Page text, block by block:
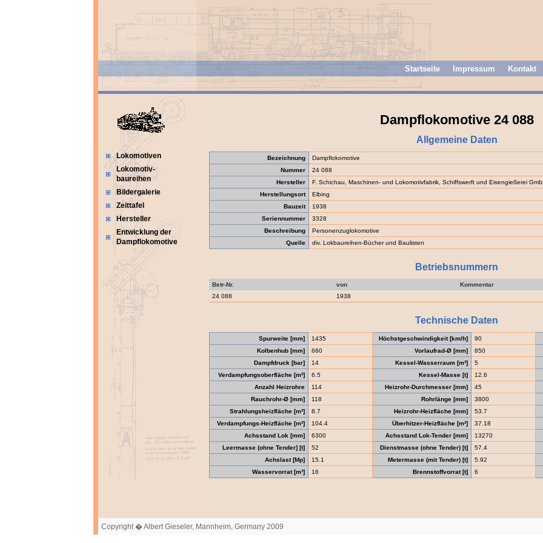
Startseite Impressum Kontakt
Lokomotiven
Lokomotiv-
baureihen
Bildergalerie
Zeittafel
Hersteller
Entwicklung der
Dampflokomotive
Dampflokomotive 24 088
Allgemeine Daten
Bezeichnung
Dampflokomotive
Nummer
24 088
Hersteller
F. Schichau, Maschinen- und Lokomotivfabrik, Schiffswerft und Eisengießerei
Herstellungsort
Elbing
Bauzeit
1938
Seriennummer
3328
Beschreibung
Personenzuglokomotive
Quelle
div. Lokbaureihen-Bücher und Baulisten
Betriebsnummern
Betr-Nr. von
Kommentar
24 088
1938
Technische Daten
Spurweite [mm] 1435 Höchstgeschwindigkeit [km/h]
90
Kolbenhub [mm]
660 Vorlaufrad-Ø [mm]
850
Dampfdruck [bar]
14 Kessel-Wasserraum [m³]
5
Verdampfungsoberfläche [m²]
6.5 Kessel-Masse [t]
12.6
Anzahl Heizrohre
114 Heizrohr-Durchmesser [mm]
45
Rauchrohr-Ø [mm]
118 Rohrlänge [mm]
3800
Strahlungsheizfläche [m²]
8.7 Heizrohr-Heizfläche [mm]
53.7
Verdampfungs-Heizfläche [m²]
104.4 Überhitzer-Heizfläche [m²]
37.18
Achsstand Lok [mm]
6300 Achsstand Lok-Tender [mm]
13270
Leermasse (ohne Tender] [t]
52 Dienstmasse (ohne Tender) [t]
57.4
Achslast [Mp]
15.1 Metermasse (mit Tender) [t]
5.92
Wasservorrat [m³]
16 Brennstoffvorrat [t] 6
Copyright � Albert Gieseler, Mannheim, Germany 2009